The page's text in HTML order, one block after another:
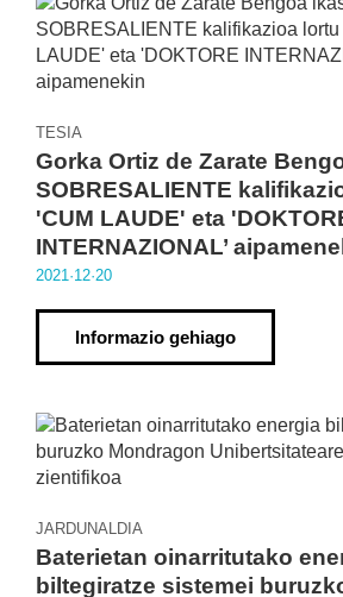
TESIA
Gorka Ortiz de Zarate
SOBRESALIENTE
'CUM LAUDE' eta
INTERNAZIONAL’
2021·12·20
Informazio gehiago
JARDUNALDIA
Baterietan oinarritutako
biltegiratze sistemei